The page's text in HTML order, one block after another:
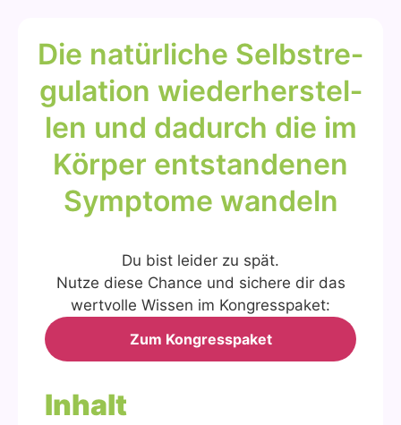
Die natür­li­che Selbst­re­
gu­la­ti­on wie­der­her­stel­
len und dadurch die im
Kör­per ent­stan­de­nen
Sym­pto­me wan­deln
Du bist lei­der zu spät.
Nut­ze die­se Chan­ce und siche­re dir das
wert­vol­le Wis­sen im Kon­gress­pa­ket:
Zum Kon­gress­pa­ket
Inhalt